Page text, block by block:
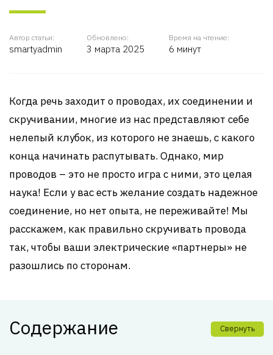
Автор статьи:
smartyadmin
Обновлено:
3 марта 2025
Время на чтение:
6 минут
Когда речь заходит о проводах, их соединении и
скручивании, многие из нас представляют себе
нелепый клубок, из которого не знаешь, с какого
конца начинать распутывать. Однако, мир
проводов – это не просто игра с ними, это целая
наука! Если у вас есть желание создать надежное
соединение, но нет опыта, не переживайте! Мы
расскажем, как правильно скручивать провода
так, чтобы ваши электрические «партнеры» не
разошлись по сторонам.
Содержание Свернуть